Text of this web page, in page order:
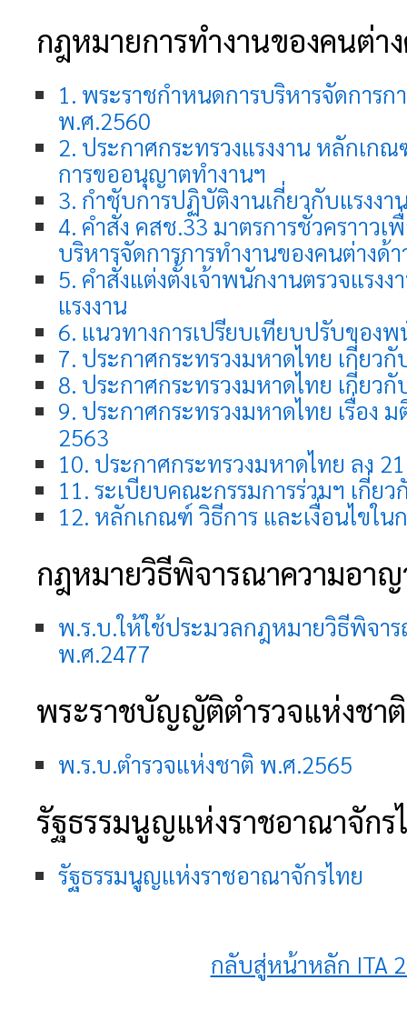
กฎหมายการทำงานของคนต่า
1. พระราชกำหนดการบริหารจัดการก
พ.ศ.2560
2. ประกาศกระทรวงแรงงาน หลักเกณ
การขออนุญาตทำงานฯ
3. กำชับการปฏิบัติงานเกี่ยวกับแรงงา
4. คำสั่ง คสช.33 มาตรการชั่วคราาว
บริหารจัดการการทำงานของคนต่างด้า
5. คำสั่งแต่งตั้งเจ้าพนักงานตรวจแรง
แรงงาน
6. แนวทางการเปรียบเทียบปรับของ
7. ประกาศกระทรวงมหาดไทย เกี่ยว
8. ประกาศกระทรวงมหาดไทย เกี่ยวกั
9. ประกาศกระทรวงมหาดไทย เรื่อง
2563
10. ประกาศกระทรวงมหาดไทย ลง
11. ระเบียบคณะกรรมการร่วมฯ เกี่ย
12. หลักเกณฑ์ วิธีการ และเงื่อนไขใ
กฎหมายวิธีพิจารณาความอา
พ.ร.บ.ให้ใช้ประมวลกฎหมายวิธีพิจา
พ.ศ.2477
พระราชบัญญัติตำรวจแห่งชาติ
พ.ร.บ.ตำรวจแห่งชาติ พ.ศ.2565
รัฐธรรมนูญแห่งราชอาณาจักร
รัฐธรรมนูญแห่งราชอาณาจักรไทย
กลับสู่หน้าหลัก ITA